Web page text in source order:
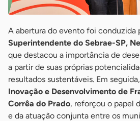
A abertura do evento foi conduzida
Superintendente do Sebrae-SP,
que destacou a importância de
a partir de suas próprias
resultados sustentáveis. Em
Inovação e Desenvolvimento de
Corrêa do Prado, reforçou o papel
e da atuação conjunta entre os